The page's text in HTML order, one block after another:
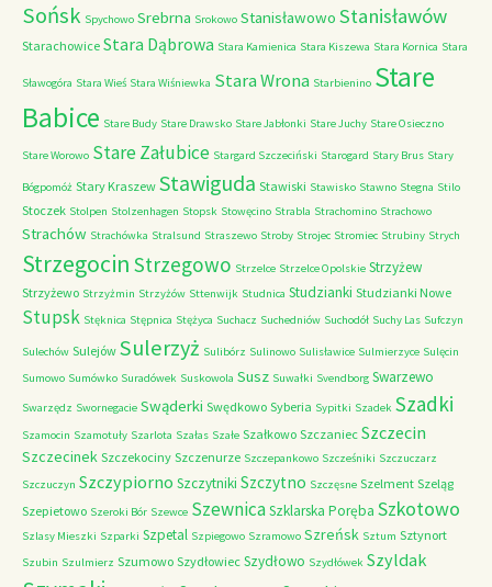
Sońsk Spychowo Srebrna Srokowo Stanisławowo Stanisławów
Starachowice Stara Dąbrowa Stara Kamienica Stara Kiszewa Stara Kornica Stara
Sławogóra Stara Wieś Stara Wiśniewka Stara Wrona Starbienino Stare
Babice Stare Budy Stare Drawsko Stare Jabłonki Stare Juchy Stare Osieczno
Stare Worowo Stare Załubice Stargard Szczeciński Starogard Stary Brus Stary
Bógpomóż Stary Kraszew Stawiguda Stawiski Stawisko Stawno Stegna Stilo
Stoczek Stolpen Stolzenhagen Stopsk Stowęcino Strabla Strachomino Strachowo
Strachów Strachówka Stralsund Straszewo Stroby Strojec Stromiec Strubiny Strych
Strzegocin Strzegowo Strzelce Strzelce Opolskie Strzyżew
Strzyżewo Strzyżmin Strzyżów Sttenwijk Studnica Studzianki Studzianki Nowe
Stupsk Stęknica Stępnica Stężyca Suchacz Suchedniów Suchodół Suchy Las Sufczyn
Sulechów Sulejów Sulerzyż Sulibórz Sulinowo Sulisławice Sulmierzyce Sulęcin
Sumowo Sumówko Suradówek Suskowola Susz Suwałki Svendborg Swarzewo
Swarzędz Swornegacie Swąderki Swędkowo Syberia Sypitki Szadek Szadki
Szamocin Szamotuły Szarlota Szałas Szałe Szałkowo Szczaniec Szczecin
Szczecinek Szczekociny Szczenurze Szczepankowo Szcześniki Szczuczarz
Szczuczyn Szczypiorno Szczytniki Szczytno Szczęsne Szelment Szeląg
Szepietowo Szeroki Bór Szewce SzewnicaSzklarska Poręba Szkotowo
Szlasy Mieszki Szparki Szpetal Szpiegowo Szramowo Szreńsk Sztum Sztynort
Szubin Szulmierz Szumowo Szydłowiec Szydłowo Szydłówek Szyldak